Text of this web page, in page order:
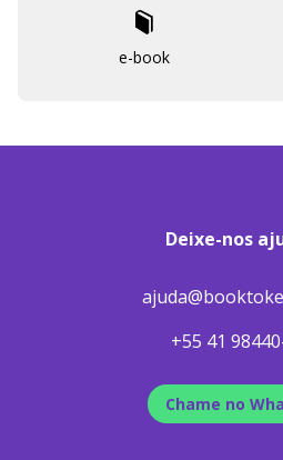
e-book
Deixe-nos
+55 41
Chame no